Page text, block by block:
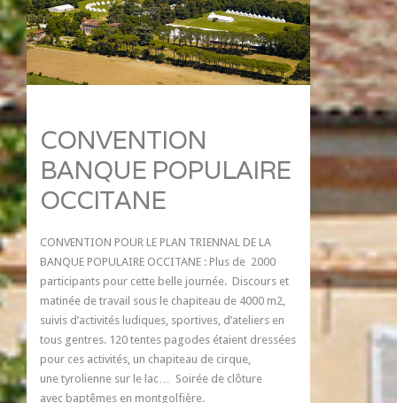
CONVENTION
BANQUE POPULAIRE
OCCITANE
CONVENTION POUR LE PLAN TRIENNAL DE LA
BANQUE POPULAIRE OCCITANE : Plus de 2000
participants pour cette belle journée. Discours et
matinée de travail sous le chapiteau de 4000 m2,
suivis d’activités ludiques, sportives, d’ateliers en
tous gentres. 120 tentes pagodes étaient dressées
pour ces activités, un chapiteau de cirque,
une tyrolienne sur le lac… Soirée de clôture
avec baptêmes en montgolfière.